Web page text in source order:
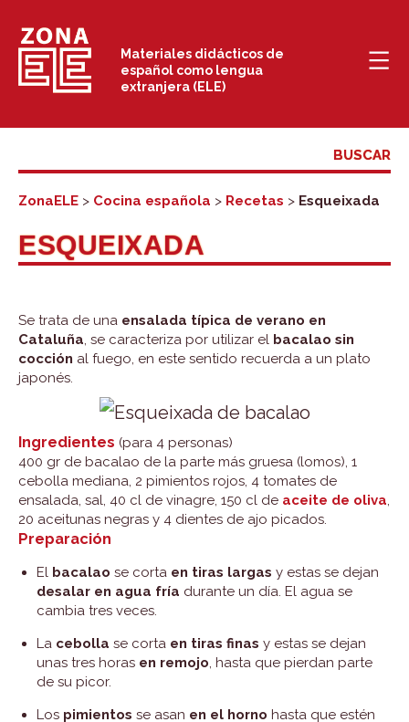
contenido
Materiales didácticos de
español como lengua
extranjera (ELE)
ZonaELE > Cocina española > Recetas > Esqueixada
ESQUEIXADA
Se trata de una ensalada típica de verano en
Cataluña, se caracteriza por utilizar el bacalao sin
cocción al fuego, en este sentido recuerda a un plato
japonés.
Ingredientes (para 4 personas)
400 gr de bacalao de la parte más gruesa (lomos), 1
cebolla mediana, 2 pimientos rojos, 4 tomates de
ensalada, sal, 40 cl de vinagre, 150 cl de aceite de oliva,
20 aceitunas negras y 4 dientes de ajo picados.
Preparación
El bacalao se corta en tiras largas y estas se dejan
desalar en agua fría durante un día. El agua se
cambia tres veces.
La cebolla se corta en tiras finas y estas se dejan
unas tres horas en remojo, hasta que pierdan parte
de su picor.
Los pimientos se asan en el horno hasta que estén